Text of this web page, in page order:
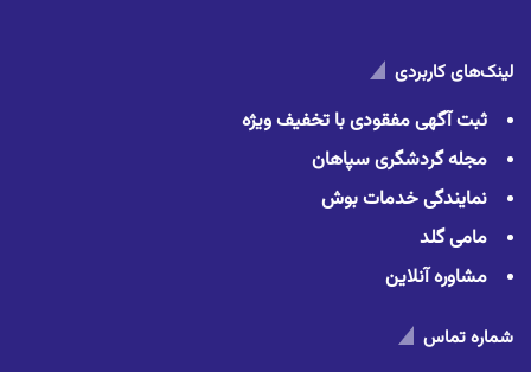
لینک‌های کاربردی
ثبت آگهی مفقودی با تخفیف ویژه
مجله گردشگری سپاهان
نمایندگی خدمات بوش
مامی گلد
مشاوره آنلاین
شماره تماس